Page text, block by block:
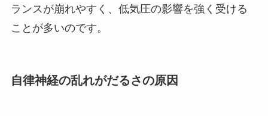
ランスが崩れやすく、低気圧の影響を強く受ける
ことが多いのです。
自律神経の乱れがだるさの原因